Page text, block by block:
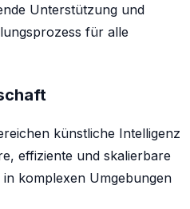
Unterstützung und
für alle
künstliche Intelligenz
effiziente und skalierbare
komplexen Umgebungen